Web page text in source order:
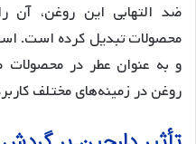
ضد التهابی این روغن، آن
محصولات تبدیل کرده است.
و به عنوان عطر در
روغن در زمینه‌های مختلف